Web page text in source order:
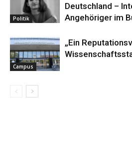
Politik
Deutschland –
Angehöriger im
Campus
„Ein